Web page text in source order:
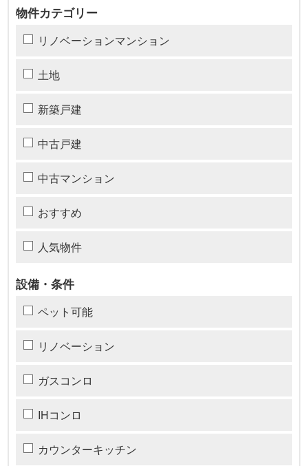
物件カテゴリー
リノベーションマンション
土地
新築戸建
中古戸建
中古マンション
おすすめ
人気物件
設備・条件
ペット可能
リノベーション
ガスコンロ
IHコンロ
カウンターキッチン